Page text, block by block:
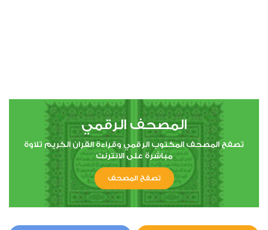
المصحف الرقمي
تصفح المصحف المكتوب الرقمي وقراءة القران الكريم تلاوة
مباشرة على الانترنت
تصفح المصحف